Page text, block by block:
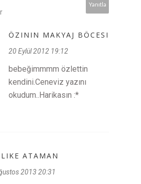
Yanıtla
ÖZININ MAKYAJ BÖCESI
20 Eylül 2012 19:12
bebeğimmmm özlettin
kendini.Ceneviz yazını
okudum..Harikasın :*
ATAMAN
2013 20:31